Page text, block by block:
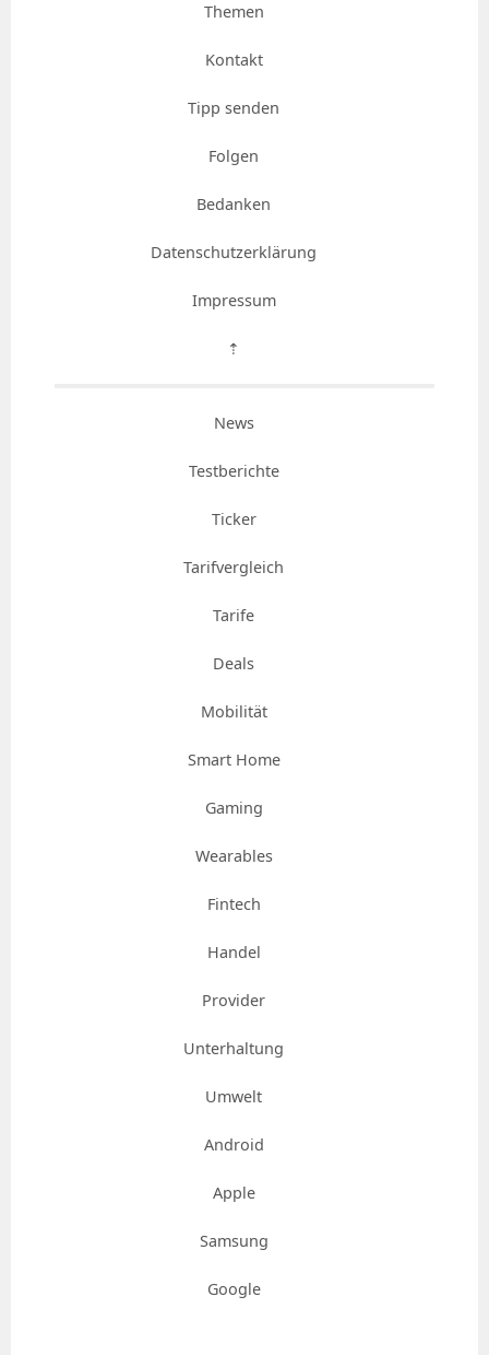
Themen
Kontakt
Tipp senden
Folgen
Bedanken
Datenschutzerklärung
Impressum
⇡
News
Testberichte
Ticker
Tarifvergleich
Tarife
Deals
Mobilität
Smart Home
Gaming
Wearables
Fintech
Handel
Provider
Unterhaltung
Umwelt
Android
Apple
Samsung
Google